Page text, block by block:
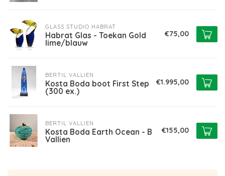
GLASS STUDIO HABRAT
Habrat Glas - Toekan Gold
lime/blauw
€75,00
BERTIL VALLIEN
Kosta Boda boot First Step
(300 ex.)
€1.995,00
BERTIL VALLIEN
Kosta Boda Earth Ocean - B
Vallien
€155,00